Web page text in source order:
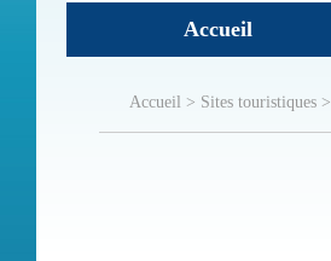
Accueil
Accueil > Sites touristiques >